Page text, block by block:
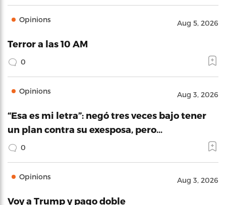
Opinions Aug 5, 2026
Terror a las 10 AM
0
Opinions Aug 3, 2026
“Esa es mi letra”: negó tres veces bajo tener
un plan contra su exesposa, pero…
0
Opinions Aug 3, 2026
Voy a Trump y pago doble